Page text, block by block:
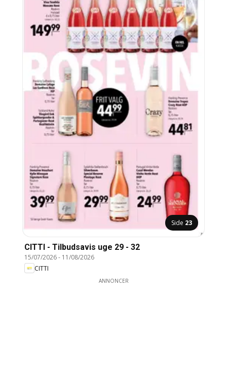
Side 23
CITTI - Tilbudsavis uge 29 - 32
15/07/2026- 11/08/2026
CITTI
ANNONCER